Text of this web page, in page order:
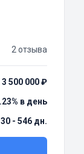
2 отзыва
500 000 ₽
в день
30 - 546 дн.